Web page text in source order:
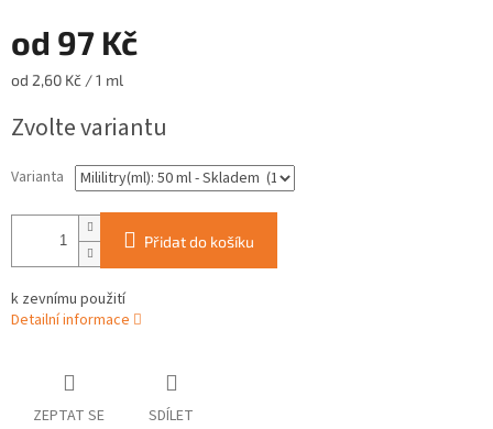
od 97 Kč
Měrná
od 2,60 Kč / 1 ml
Zvolte variantu
Varianta
Přidat do košíku
k zevnímu použití
Detailní informace
ZEPTAT SE SDÍLET